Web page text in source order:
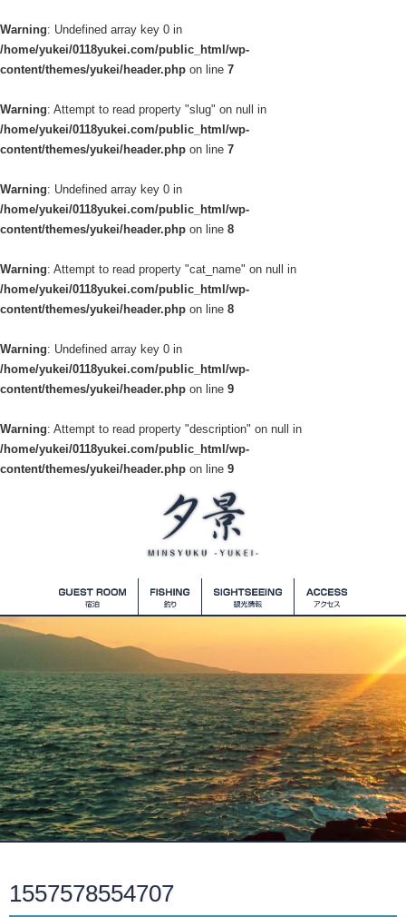
Warning: Undefined array key 0 in
/home/yukei/0118yukei.com/public_html/wp-
content/themes/yukei/header.php on line 7
Warning: Attempt to read property "slug" on null in
/home/yukei/0118yukei.com/public_html/wp-
content/themes/yukei/header.php on line 7
Warning: Undefined array key 0 in
/home/yukei/0118yukei.com/public_html/wp-
content/themes/yukei/header.php on line 8
Warning: Attempt to read property "cat_name" on null in
/home/yukei/0118yukei.com/public_html/wp-
content/themes/yukei/header.php on line 8
Warning: Undefined array key 0 in
/home/yukei/0118yukei.com/public_html/wp-
content/themes/yukei/header.php on line 9
Warning: Attempt to read property "description" on null in
/home/yukei/0118yukei.com/public_html/wp-
content/themes/yukei/header.php on line 9
1557578554707